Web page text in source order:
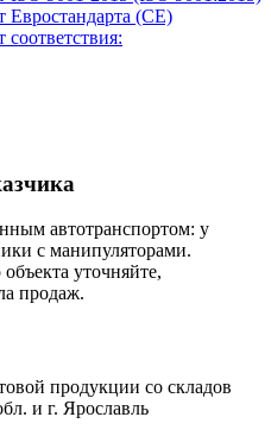
Евростандарта (CE)
автотранспортом: у
с манипуляторами.
уточняйте,
продаж.
продукции со складов
и г. Ярославль